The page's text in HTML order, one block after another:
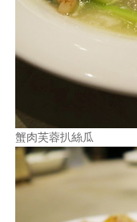
蟹肉芙蓉扒絲瓜